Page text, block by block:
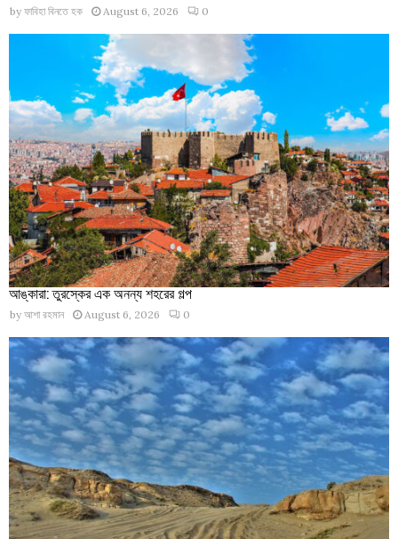
by ফাবিহা বিনতে হক August 6, 2026 0
আঙ্কারা: তুরস্কের এক অনন্য শহরের গল্প
by আশা রহমান August 6, 2026 0